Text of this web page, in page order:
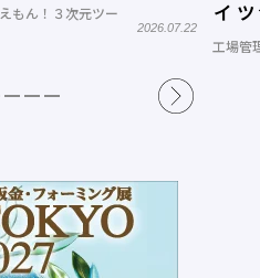
もん！３次元ツー
2026.07.22
ィ
工場管